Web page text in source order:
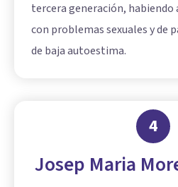
tercera generación, habiendo
con problemas sexuales y de
de baja autoestima.
4
Josep Maria